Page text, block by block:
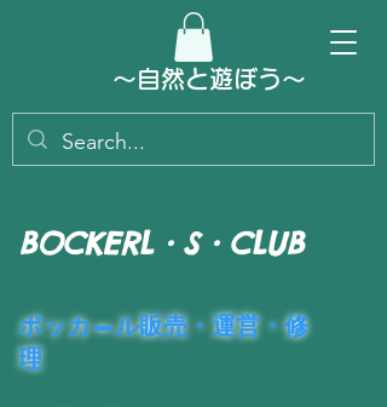
～​自然と遊ぼう～
​ポッカ―ル販売・運営・修
理
BOCKERL・S・CLUB